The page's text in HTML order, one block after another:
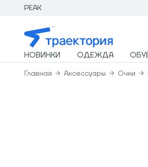
PEAK
НОВИНКИ ОДЕЖДА
Главная Аксессуары Очки